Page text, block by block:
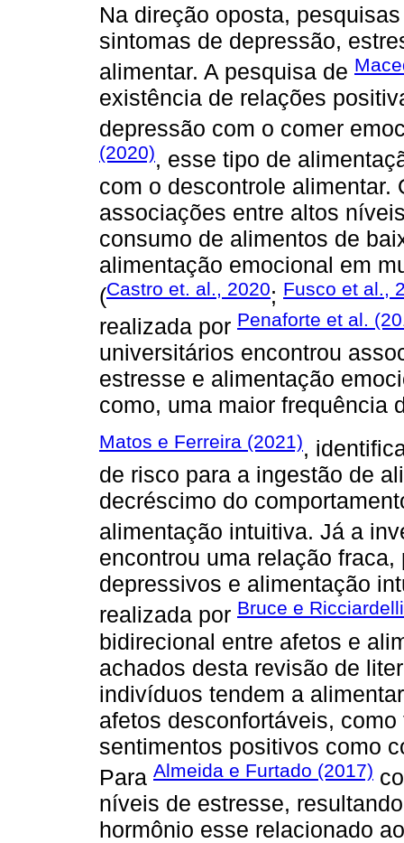
Na direção oposta,
sintomas de depressão,
alimentar. A pesquisa de
existência de relações
depressão com o comer
(2020), esse tipo de
com o descontrole alimentar.
associações entre altos
consumo de alimentos de
alimentação emocional em
(Castro et. al., 2020; Fusco et al.,
realizada por Penaforte et al.
universitários encontrou
estresse e alimentação
como, uma maior frequência
Matos e Ferreira (2021),
de risco para a ingestão de
decréscimo do
alimentação intuitiva. Já a
encontrou uma relação
depressivos e alimentação
realizada por Bruce e
bidirecional entre afetos e
achados desta revisão de
indivíduos tendem a
afetos desconfortáveis,
sentimentos positivos como
Para Almeida e Furtado (2017)
níveis de estresse,
hormônio esse relacionado